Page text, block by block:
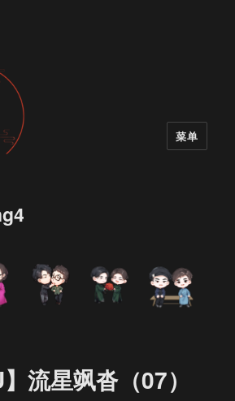
菜单
】流星飒沓（07）